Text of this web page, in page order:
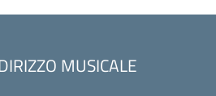
MUSICALE